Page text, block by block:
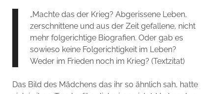
„Machte das der Krieg? Abgerissene Leben,
zerschnittene und aus der Zeit gefallene, nicht
mehr folgerichtige Biografien. Oder gab es
sowieso keine Folgerichtigkeit im Leben?
Weder im Frieden noch im Krieg? (Textzitat)
Das Bild des Mädchens das ihr so ähnlich sah, hatte